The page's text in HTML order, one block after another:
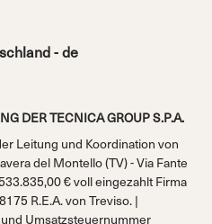
DER TECNICA GROUP S.P.A.
Leitung und Koordination von
del Montello (TV) - Via Fante
€ voll eingezahlt Firma
R.E.A. von Treviso. |
Umsatzsteuernummer
- de